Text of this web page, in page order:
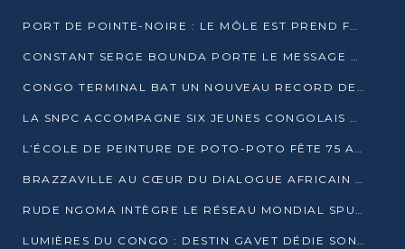
PORT DE POINTE-NOIRE : LE MÔLE EST PREND FORME ET VISE LES GÉANTS DES MERS
CONSTANT SERGE BOUNDA PORTE LE MESSAGE DE COMPASSION DE DENIS SASSOU NGUESSO EN IRAN
CONGO TERMINAL BAT UN NOUVEAU RECORD DE PRODUCTIVITÉ AU PORT DE POINTE-NOIRE
LA SNPC ACCOMPAGNE SIX JEUNES CONGOLAIS AUX OLYMPIADES PANAFRICAINES DE MATHÉMATIQUES
L’ÉCOLE DE PEINTURE DE POTO-POTO FÊTE 75 ANS AU SERVICE DE L’ART CONGOLAIS
BRAZZAVILLE AU CŒUR DU DIALOGUE AFRICAIN SUR LES OBJECTIFS DE DÉVELOPPEMENT DURABLE
RUDE NGOMA INTÈGRE LE RÉSEAU MONDIAL SPUTNIK PRO APRÈS UNE FORMATION À MOSCOU
LUMIÈRES DU CONGO : DESTIN GAVET DÉDIE SON PRIX À L’UNITÉ NATIONALE ET À LA JEUNESSE